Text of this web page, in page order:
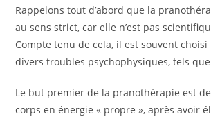
Rappelons tout d’abord que la
au sens strict, car elle n’est pas
Compte tenu de cela, il est souvent
divers troubles psychophysiques, tels
Le but premier de la pranothérapie est
corps en énergie « propre », après avoir